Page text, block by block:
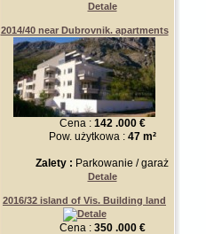
Detale
2014/40 near Dubrovnik. apartments
Cena : 142 .000 €
Pow. użytkowa : 47 m²
Zalety : Parkowanie / garaż
Detale
2016/32 island of Vis. Building land
Cena : 350 .000 €